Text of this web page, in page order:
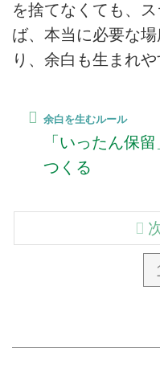
を捨てなくても、
ば、本当に必要な
り、余白も生まれや
余白を生むルール
「いったん保
つくる